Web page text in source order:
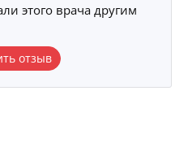
этого врача другим
отзыв